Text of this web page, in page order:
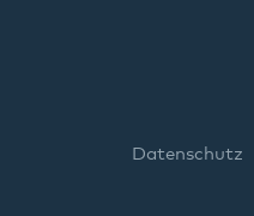
Datenschutz